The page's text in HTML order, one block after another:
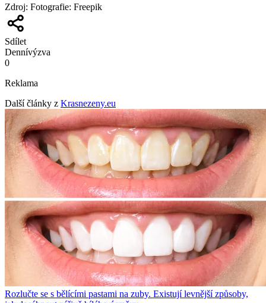
Zdroj: Fotografie: Freepik
Sdílet
Dennívýzva
0
Reklama
Další články z Krasnezeny.eu
Rozlučte se s bělícími pastami na zuby. Existují levnější způsoby,